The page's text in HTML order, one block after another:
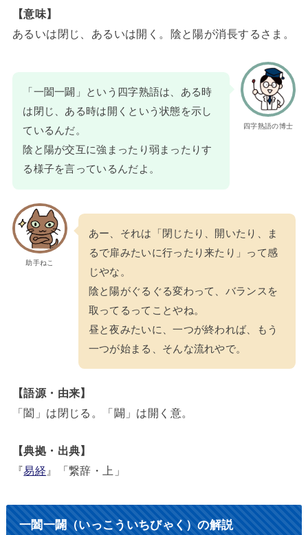
【意味】
あるいは閉じ、あるいは開く。陰と陽が消長するさま。
四字熟語の博士
「一闔一闢」という四字熟語は、ある時
は閉じ、ある時は開くという状態を示し
ているんだ。
陰と陽が交互に強まったり弱まったりす
る様子を言っているんだよ。
助手ねこ
あー、それは「閉じたり、開いたり、ま
るで扉みたいに行ったり来たり」って感
じやな。
陰と陽がぐるぐる変わって、バランスを
取ってるってことやね。
昼と夜みたいに、一つが終われば、もう
一つが始まる、そんな流れやで。
【語源・由来】
「闔」は閉じる。「闢」は開く意。
【典拠・出典】
『易経 』「繋辞・上」
一闔一闢（いっこういちびゃく）の解説